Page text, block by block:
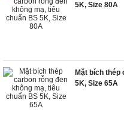
5K, Size 80A
Mặt bích thép
5K, Size 65A